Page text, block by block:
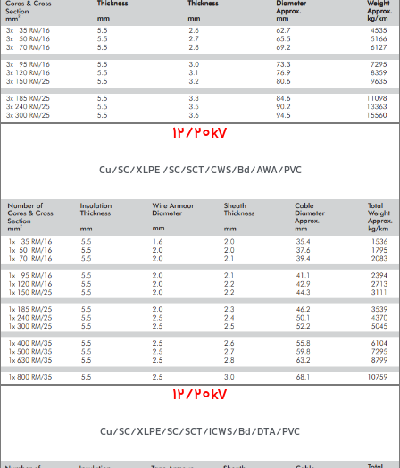
12/20kV
Cu/SC/XLPE /SC/SCT/CWS/Bd/AWA/PVC
12/20kV
Cu/SC/XLPE/SC/SCT/ICWS/Bd/DTA/PVC